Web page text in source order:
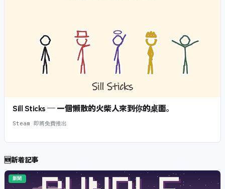
Sill Sticks — 一個懶散的火柴人來到你的桌面。
Steam 即將免費推出
🆕新着記事
新聞